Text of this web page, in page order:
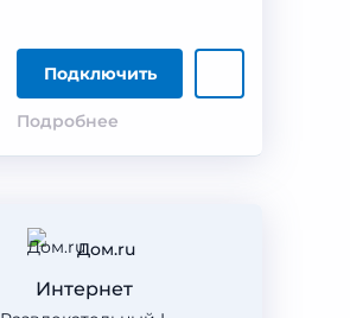
Подключить
Подробнее
Дом.ru
Интернет